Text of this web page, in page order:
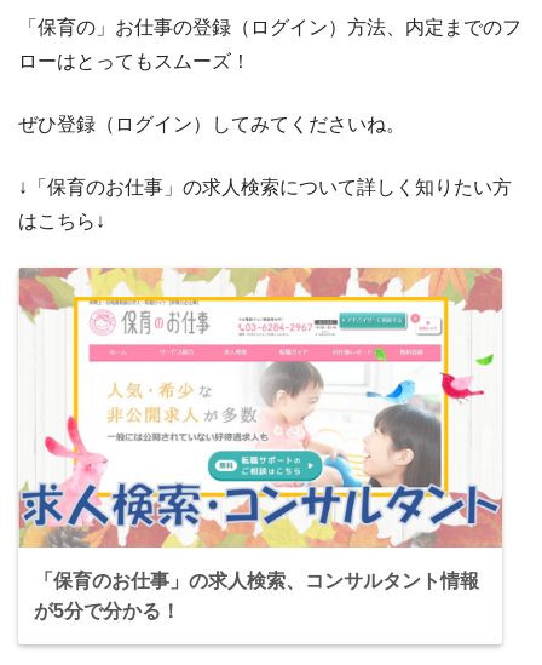
「保育の」お仕事の登録（ログイン）方法、内定までのフ
ローはとってもスムーズ！
ぜひ登録（ログイン）してみてくださいね。
↓「保育のお仕事」の求人検索について詳しく知りたい方
はこちら↓
「保育のお仕事」の求人検索、コンサルタント情報
が5分で分かる！